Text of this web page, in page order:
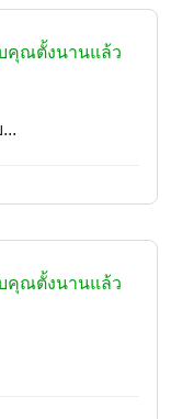
คุณตั้งนานแล้ว
คุณตั้งนานแล้ว